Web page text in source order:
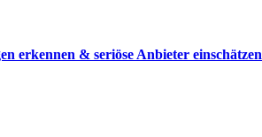
erkennen & seriöse Anbieter einschätzen